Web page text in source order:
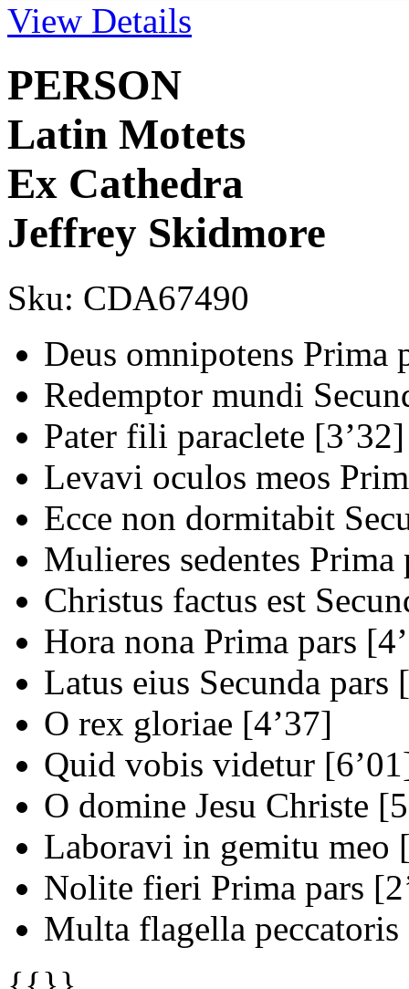
View Details
PERSON
Latin Motets
Ex Cathedra
Jeffrey Skidmore
Sku: CDA67490
Deus omnipotens Prima
Redemptor mundi
Pater fili paraclete [3’32]
Levavi oculos meos
Ecce non dormitabit
Mulieres sedentes Prima
Christus factus est
Hora nona Prima pars
Latus eius Secunda pars
O rex gloriae [4’37]
Quid vobis videtur
O domine Jesu Christe
Laboravi in gemitu meo
Nolite fieri Prima pars
Multa flagella peccatoris